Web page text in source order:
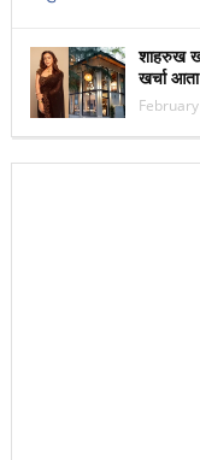
शाहरुख
खर्चा